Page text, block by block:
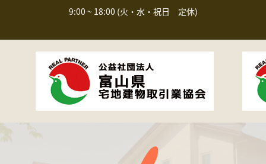
9:00 ~ 18:00 (火・水・祝日 定休)